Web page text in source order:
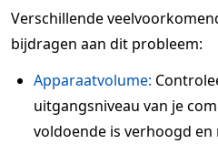
Verschillende
bijdragen aan dit probleem:
Apparaatvolume:
uitgangsniveau van je
voldoende is verhoogd